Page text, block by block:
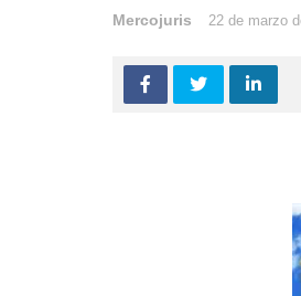
Mercojuris 22 de marzo